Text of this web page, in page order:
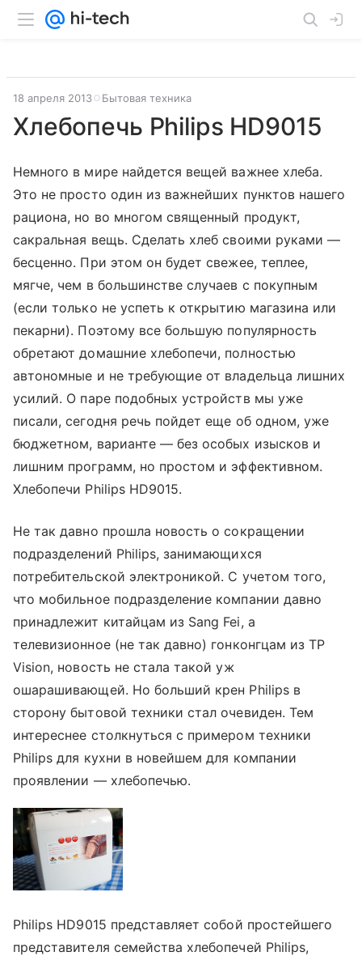
18 апреля 2013 Бытовая техника
Хлебопечь Philips HD9015
Немного в мире найдется вещей важнее хлеба.
Это не просто один из важнейших пунктов нашего
рациона, но во многом священный продукт,
сакральная вещь. Сделать хлеб своими руками —
бесценно. При этом он будет свежее, теплее,
мягче, чем в большинстве случаев с покупным
(если только не успеть к открытию магазина или
пекарни). Поэтому все большую популярность
обретают домашние хлебопечи, полностью
автономные и не требующие от владельца лишних
усилий. О паре подобных устройств мы уже
писали, сегодня речь пойдет еще об одном, уже
бюджетном, варианте — без особых изысков и
лишним программ, но простом и эффективном.
Хлебопечи Philips HD9015.
Не так давно прошла новость о сокращении
подразделений Philips, занимающихся
потребительской электроникой. С учетом того,
что мобильное подразделение компании давно
принадлежит китайцам из Sang Fei, а
телевизионное (не так давно) гонконгцам из TP
Vision, новость не стала такой уж
ошарашивающей. Но больший крен Philips в
сторону бытовой техники стал очевиден. Тем
интереснее столкнуться с примером техники
Philips для кухни в новейшем для компании
проявлении — хлебопечью.
Philips HD9015 представляет собой простейшего
представителя семейства хлебопечей Philips,